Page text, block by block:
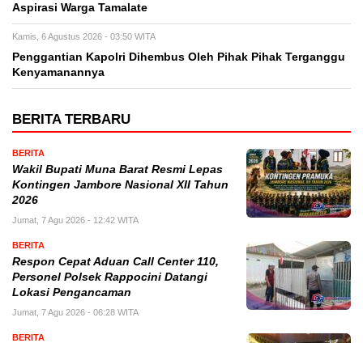
Aspirasi Warga Tamalate
Kamis, 6 Agustus 2026 - 03:50 WITA
Penggantian Kapolri Dihembus Oleh Pihak Pihak Terganggu
Kenyamanannya
BERITA TERBARU
BERITA
Wakil Bupati Muna Barat Resmi Lepas
Kontingen Jambore Nasional XII Tahun
2026
Jumat, 7 Agu 2026 - 12:42 WITA
BERITA
Respon Cepat Aduan Call Center 110,
Personel Polsek Rappocini Datangi
Lokasi Pengancaman
Jumat, 7 Agu 2026 - 06:28 WITA
BERITA